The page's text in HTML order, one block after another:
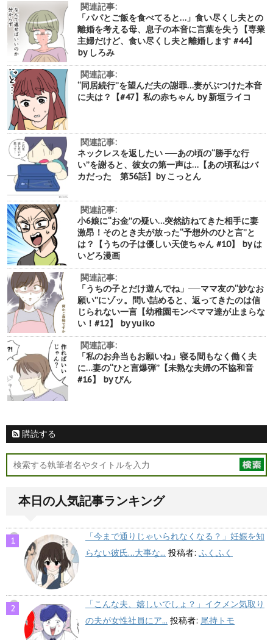
関連記事:
「パパとご飯を食べてると…」食い尽くし夫との
離婚を考える母、息子の本音に言葉を失う【専業
主婦だけど、食い尽くし夫と離婚します #44】
by しろみ
関連記事:
“同居続行”を望んだ夫の謝罪…妻がぶつけた本音
に夫は？【#47】私の赤ちゃん by 新垣ライコ
関連記事:
ネックレスを返したい ──あの頃の“勝手な行
い”を謝ると、彼女の第一声は…【あの頃私はバ
カだった 第56話】by こっとん
関連記事:
小6娘に“お金”の疑い…突然訪ねてきた相手に妻
激昂！そのとき夫が放った“予想外のひと言”と
は？【うちの子は優しい天使ちゃん #10】 by は
いどろ漫画
関連記事:
「うちの子とだけ遊んでね」──ママ友の“妙なお
願い”にゾッ。問い詰めると、返ってきたのは信
じられない一言【幼稚園モンペママ達が止まらな
い！#12】 by yuiko
関連記事:
「私のお弁当もお願いね」寝る間もなく働く夫
に…妻の“ひと言爆弾”【未熟な夫婦の不協和音
#16】 by ぴん
購読する
本日の人気記事ランキング
「今まで通りじゃいられなくなる？」妊娠を知
らない彼氏…大事な... 投稿者: ふくふく
「こんな夫、嬉しいでしょ？」イクメン気取り
の夫が女性社員にア... 投稿者: 尾持トモ